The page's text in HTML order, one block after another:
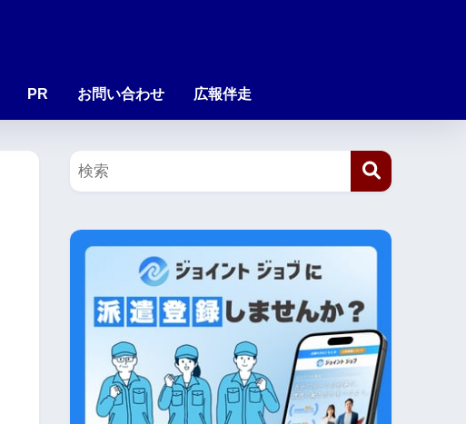
PR お問い合わせ 広報伴走